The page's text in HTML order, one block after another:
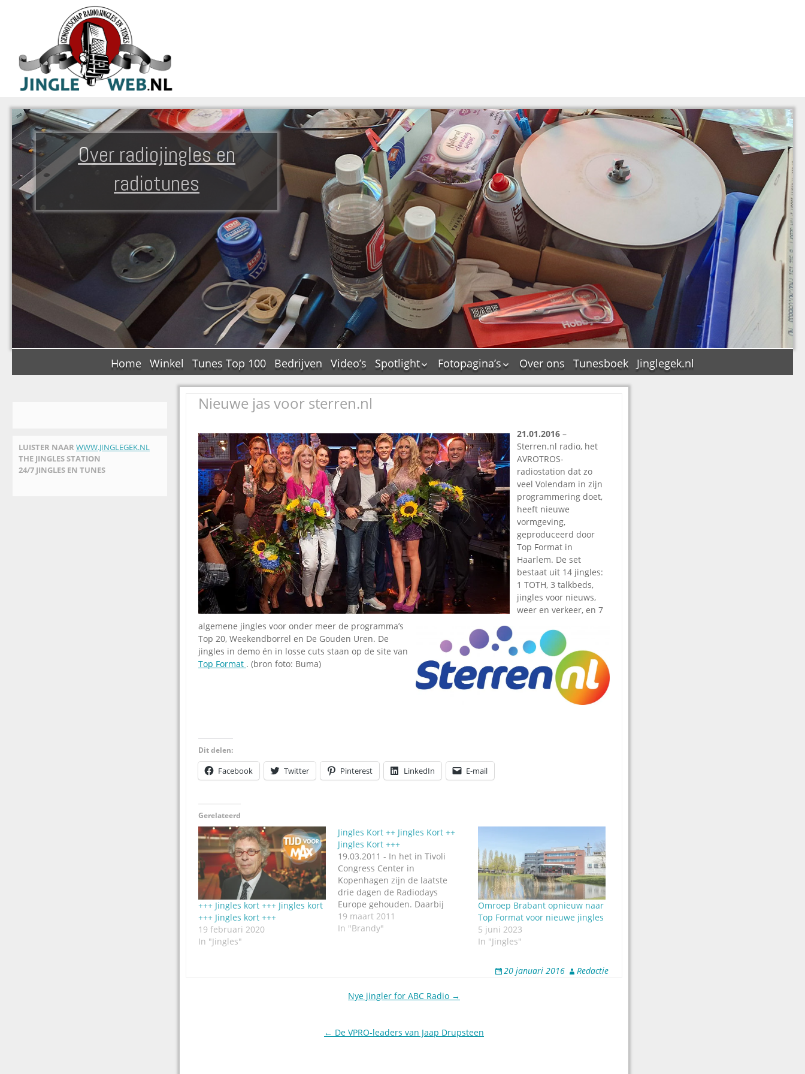
Over radiojingles en
radiotunes
Home Winkel Tunes Top 100 Bedrijven Video’s
Spotlight
De Tourflitsjingle –
Dallas jingle city
De Tourtune
Ferry Maat 65
Ferry Maat interview
Jingle Awards
Jingle NIEUW
Omroepbanden
Stoomfluit Klaas
Vaak
Uitvinding
jinglecassette
Fotopagina’s
JAM in pictures
Pepper & Tanner in
pictures
Top Format in
pictures
Dik Voormekaar in
foto’s
Over ons Tunesboek Jinglegek.nl
LUISTER NAAR WWW.JINGLEGEK.NL
THE JINGLES STATION
24/7 JINGLES EN TUNES
Nieuwe jas voor sterren.nl
21.01.2016 –
Sterren.nl radio, het
AVROTROS-
radiostation dat zo
veel Volendam in zijn
programmering doet,
heeft nieuwe
vormgeving,
geproduceerd door
Top Format in
Haarlem. De set
bestaat uit 14 jingles:
1 TOTH, 3 talkbeds,
jingles voor nieuws,
weer en verkeer, en 7
algemene jingles voor onder meer de programma’s
Top 20, Weekendborrel en De Gouden Uren. De
jingles in demo én in losse cuts staan op de site van
Top Format . (bron foto: Buma)
Dit delen:
Facebook Twitter Pinterest LinkedIn E-mail
Gerelateerd
+++ Jingles kort +++ Jingles kort
+++ Jingles kort +++
19 februari 2020
In "Jingles"
Jingles Kort ++ Jingles Kort ++
Jingles Kort +++
19.03.2011 - In het in Tivoli
Congress Center in
Kopenhagen zijn de laatste
drie dagen de Radiodays
Europe gehouden. Daarbij
waren vertegenwoordigers
aanwezig van de
Gouden Uren van de TROS op…
19 maart 2011
In "Brandy"
Omroep Brabant opnieuw naar
Top Format voor nieuwe jingles
5 juni 2023
In "Jingles"
20 januari 2016 Redactie
Nye jingler for ABC Radio →
← De VPRO-leaders van Jaap Drupsteen